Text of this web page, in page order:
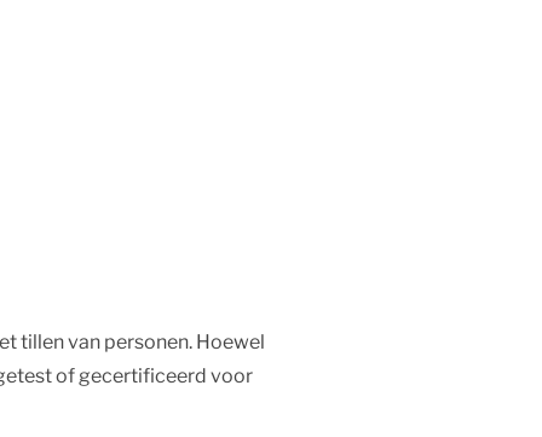
tillen van personen. Hoewel
of gecertificeerd voor